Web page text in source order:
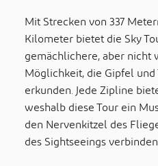
Mit Strecken von 337
Kilometer bietet die Sky
gemächlichere, aber nicht
Möglichkeit, die Gipfel und
erkunden. Jede Zipline
weshalb diese Tour ein
den Nervenkitzel des
des Sightseeings